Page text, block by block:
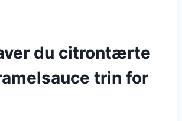
du citrontærte
trin for